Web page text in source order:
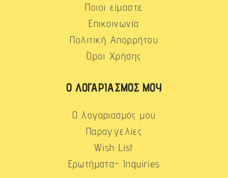
Ποιοι είμαστε
Επικοινωνία
Πολιτική Απορρήτου
Όροι Χρήσης
Ο ΛΟΓΑΡΙΑΣΜΌΣ ΜΟΥ
Ο λογαριασμός μου
Παραγγελίες
Wish List
Ερωτήματα- Inquiries